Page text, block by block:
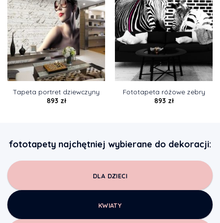
Tapeta portret dziewczyny
893 zł
Fototapeta różowe zebry
893 zł
fototapety najchętniej wybierane do dekoracji:
DLA DZIECI
KWIATY